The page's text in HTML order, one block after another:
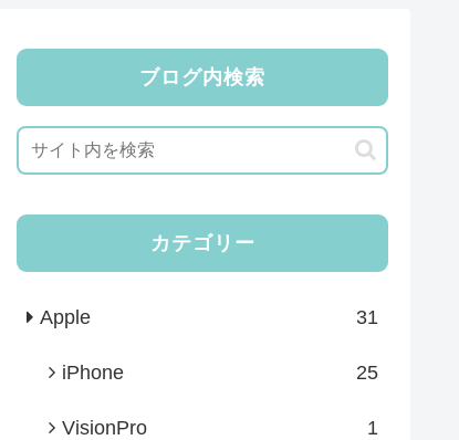
ブログ内検索
カテゴリー
Apple 31
iPhone 25
VisionPro 1